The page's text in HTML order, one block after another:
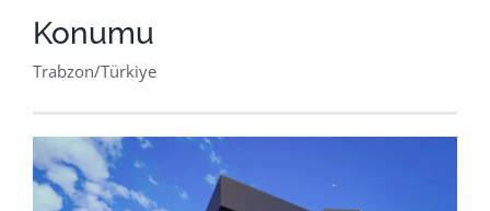
Konumu
Trabzon/Türkiye